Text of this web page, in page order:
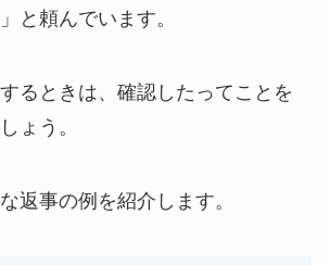
と頼んでいます。
るときは、確認したってことを
ょう。
返事の例を紹介します。